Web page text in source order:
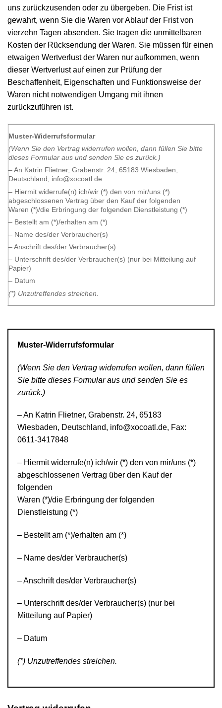
uns zurückzusenden oder zu übergeben. Die Frist ist
gewahrt, wenn Sie die Waren vor Ablauf der Frist von
vierzehn Tagen absenden. Sie tragen die unmittelbaren
Kosten der Rücksendung der Waren. Sie müssen für einen
etwaigen Wertverlust der Waren nur aufkommen, wenn
dieser Wertverlust auf einen zur Prüfung der
Beschaffenheit, Eigenschaften und Funktionsweise der
Waren nicht notwendigen Umgang mit ihnen
zurückzuführen ist.
Muster-Widerrufsformular
(Wenn Sie den Vertrag widerrufen wollen, dann füllen Sie bitte
dieses Formular aus und senden Sie es zurück.)
– An Katrin Flietner, Grabenstr. 24, 65183 Wiesbaden,
Deutschland, info@xocoatl.de
– Hiermit widerrufe(n) ich/wir (*) den von mir/uns (*)
abgeschlossenen Vertrag über den Kauf der folgenden
Waren (*)/die Erbringung der folgenden Dienstleistung (*)
– Bestellt am (*)/erhalten am (*)
– Name des/der Verbraucher(s)
– Anschrift des/der Verbraucher(s)
– Unterschrift des/der Verbraucher(s) (nur bei Mitteilung auf
Papier)
– Datum
(*) Unzutreffendes streichen.
Muster-Widerrufsformular
(Wenn Sie den Vertrag widerrufen wollen, dann füllen
Sie bitte dieses Formular aus und senden Sie es
zurück.)
– An Katrin Flietner, Grabenstr. 24, 65183
Wiesbaden, Deutschland, info@xocoatl.de, Fax:
0611-3417848
– Hiermit widerrufe(n) ich/wir (*) den von mir/uns (*)
abgeschlossenen Vertrag über den Kauf der
folgenden
Waren (*)/die Erbringung der folgenden
Dienstleistung (*)
– Bestellt am (*)/erhalten am (*)
– Name des/der Verbraucher(s)
– Anschrift des/der Verbraucher(s)
– Unterschrift des/der Verbraucher(s) (nur bei
Mitteilung auf Papier)
– Datum
(*) Unzutreffendes streichen.